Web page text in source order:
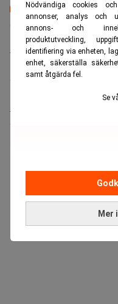
Nödvändiga cookies
annonser, analys och
annons- och
produktutveckling,
identifiering via enheten,
enhet, säkerställa
samt åtgärda fel.
Se
Mer
Senaste lediga
Bolagsjurist till Eltel AB
Placering:Bromma,
Sista ansökningsdag:
Sista ansökningsdag: